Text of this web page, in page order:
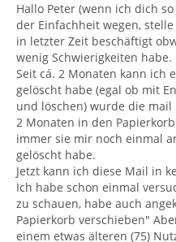
Hallo Peter (wenn ich dich
der Einfachheit wegen,
in letzter Zeit beschäftigt
wenig Schwierigkeiten habe.
Seit cá. 2 Monaten kann ich
gelöscht habe (egal ob mit
und löschen) wurde die mail
2 Monaten in den
immer sie mir noch einmal
gelöscht habe.
Jetzt kann ich diese Mail in
Ich habe schon einmal
zu schauen, habe auch
Papierkorb verschieben"
einem etwas älteren (75)